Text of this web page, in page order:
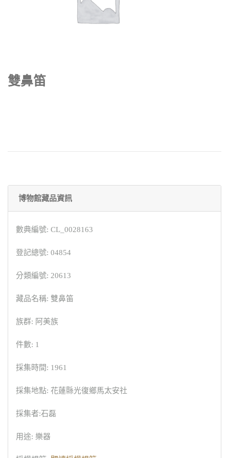
雙鼻笛
博物館藏品資訊
數典編號: CL_0028163
登記總號: 04854
分類編號: 20613
藏品名稱: 雙鼻笛
族群: 阿美族
件數: 1
採集時間: 1961
採集地點: 花蓮縣光復鄉馬太安社
採集者:石磊
用途: 樂器